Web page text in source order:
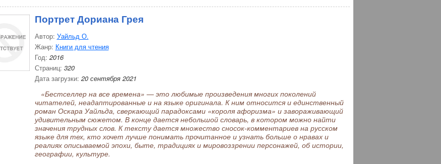
Портрет Дориана Грея
Автор: Уайльд О.
Жанр: Книги для чтения
Год: 2016
Страниц: 320
Дата загрузки: 20 сентября 2021
«Бестселлер на все времена» — это любимые произведения многих поколений
читателей, неадаптированные и на языке оригинала. К ним относится и единственный
роман Оскара Уайльда, сверкающий парадоксами «короля афоризма» и завораживающий
удивительным сюжетом. В конце дается небольшой словарь, в котором можно найти
значения трудных слов. К тексту дается множество сносок-комментариев на русском
языке для тех, кто хочет лучше понимать прочитанное и узнать больше о нравах и
реалиях описываемой эпохи, быте, традициях и мировоззрении персонажей, об истории,
географии, культуре.